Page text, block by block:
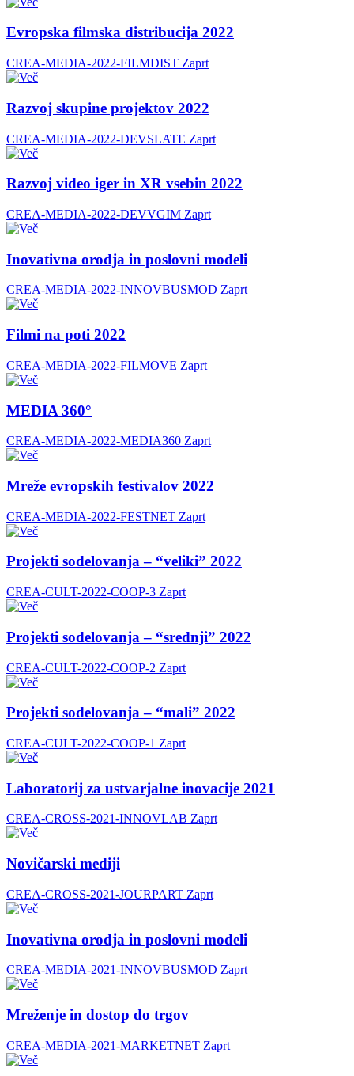
Evropska filmska distribucija 2022
CREA-MEDIA-2022-FILMDIST Zaprt
Razvoj skupine projektov 2022
CREA-MEDIA-2022-DEVSLATE Zaprt
Razvoj video iger in XR vsebin 2022
CREA-MEDIA-2022-DEVVGIM Zaprt
Inovativna orodja in poslovni modeli
CREA-MEDIA-2022-INNOVBUSMOD Zaprt
Filmi na poti 2022
CREA-MEDIA-2022-FILMOVE Zaprt
MEDIA 360°
CREA-MEDIA-2022-MEDIA360 Zaprt
Mreže evropskih festivalov 2022
CREA-MEDIA-2022-FESTNET Zaprt
Projekti sodelovanja – “veliki” 2022
CREA-CULT-2022-COOP-3 Zaprt
Projekti sodelovanja – “srednji” 2022
CREA-CULT-2022-COOP-2 Zaprt
Projekti sodelovanja – “mali” 2022
CREA-CULT-2022-COOP-1 Zaprt
Laboratorij za ustvarjalne inovacije 2021
CREA-CROSS-2021-INNOVLAB Zaprt
Novičarski mediji
CREA-CROSS-2021-JOURPART Zaprt
Inovativna orodja in poslovni modeli
CREA-MEDIA-2021-INNOVBUSMOD Zaprt
Mreženje in dostop do trgov
CREA-MEDIA-2021-MARKETNET Zaprt